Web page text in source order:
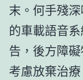
末。何手殘
的車載語音
告，後方障
考慮放棄治